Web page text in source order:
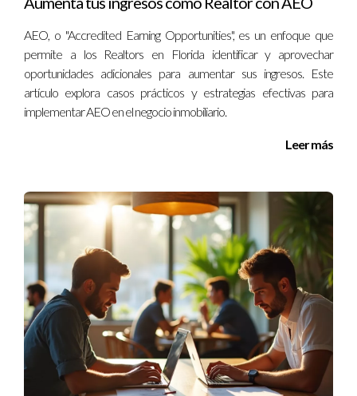
AEO, o "Accredited Earning Opportunities", es un enfoque que
permite a los Realtors en Florida identificar y aprovechar
oportunidades adicionales para aumentar sus ingresos. Este
artículo explora casos prácticos y estrategias efectivas para
implementar AEO en el negocio inmobiliario.
Leer más